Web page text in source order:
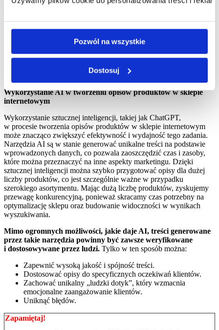
Pozwól na wszystkie
Dostosuj
sztucznej inteligencji
w tworzeniu opisów
Wykorzystanie AI w tworzeniu opisów produktów w sklepie
internetowym
Wykorzystanie sztucznej inteligencji, takiej jak ChatGPT,
w procesie tworzenia opisów produktów w sklepie internetowym
może znacząco zwiększyć efektywność i wydajność tego zadania.
Narzędzia AI są w stanie generować unikalne treści na podstawie
wprowadzonych danych, co pozwala zaoszczędzić czas i zasoby,
które można przeznaczyć na inne aspekty marketingu. Dzięki
sztucznej inteligencji można szybko przygotować opisy dla dużej
liczby produktów, co jest szczególnie ważne w przypadku
szerokiego asortymentu. Mając dużą liczbę produktów, zyskujemy
przewagę konkurencyjną, ponieważ skracamy czas potrzebny na
optymalizację sklepu oraz budowanie widoczności w wynikach
wyszukiwania.
Mimo ogromnych możliwości, jakie daje AI, treści generowane
przez takie narzędzia powinny być zawsze weryfikowane
i dostosowywane przez ludzi. Tylko w ten sposób można:
Zapewnić wysoką jakość i spójność treści.
Dostosować opisy do specyficznych oczekiwań klientów.
Zachować unikalny „ludzki dotyk”, który wzmacnia
emocjonalne zaangażowanie klientów.
Uniknąć błędów.
Zapamiętaj!